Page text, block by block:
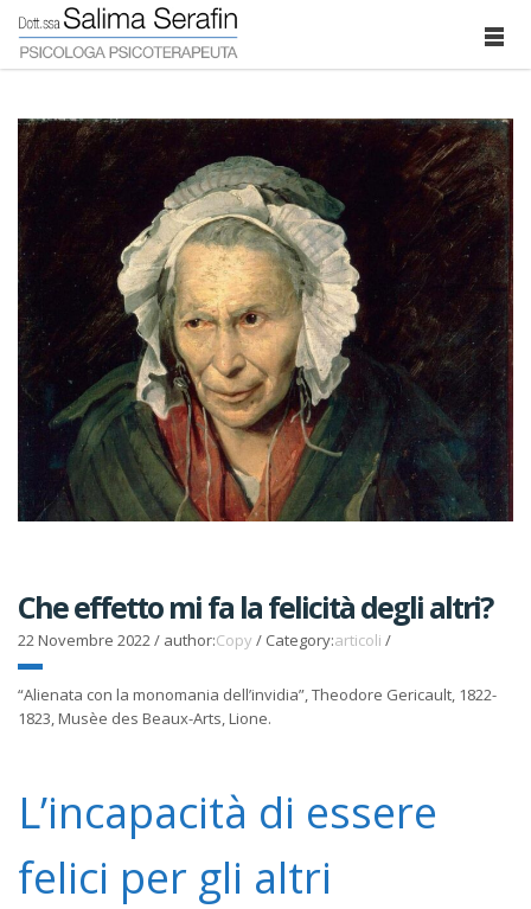
Che effetto mi fa la felicità degli altri?
22 Novembre 2022/ author:Copy / Category:articoli /
“Alienata con la monomania dell’invidia”, Theodore Gericault, 1822-
1823, Musèe des Beaux-Arts, Lione.
L’incapacità di essere
felici per gli altri